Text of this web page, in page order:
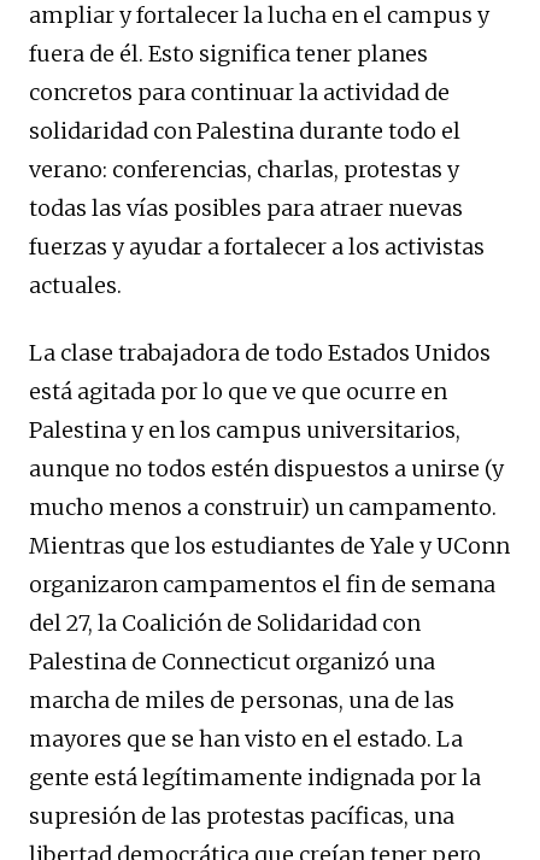
ampliar y fortalecer la lucha en el campus y
fuera de él. Esto significa tener planes
concretos para continuar la actividad de
solidaridad con Palestina durante todo el
verano: conferencias, charlas, protestas y
todas las vías posibles para atraer nuevas
fuerzas y ayudar a fortalecer a los activistas
actuales.
La clase trabajadora de todo Estados Unidos
está agitada por lo que ve que ocurre en
Palestina y en los campus universitarios,
aunque no todos estén dispuestos a unirse (y
mucho menos a construir) un campamento.
Mientras que los estudiantes de Yale y UConn
organizaron campamentos el fin de semana
del 27, la Coalición de Solidaridad con
Palestina de Connecticut organizó una
marcha de miles de personas, una de las
mayores que se han visto en el estado. La
gente está legítimamente indignada por la
supresión de las protestas pacíficas, una